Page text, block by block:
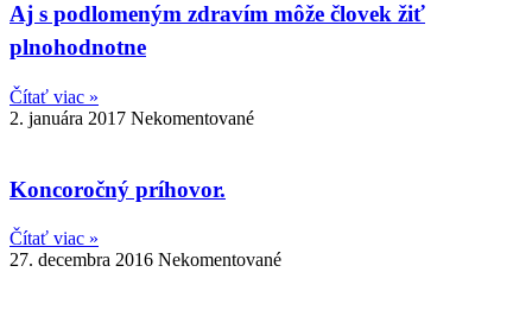
Aj s podlomeným zdravím môže človek žiť
plnohodnotne
Čítať viac »
2. januára 2017 Nekomentované
Koncoročný príhovor.
Čítať viac »
27. decembra 2016 Nekomentované